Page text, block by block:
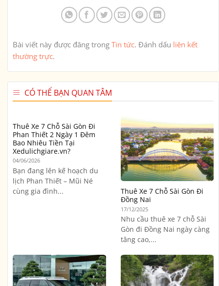
Bài viết này được đăng trong Tin tức. Đánh dấu liên kết
thường trực.
CÓ THỂ BẠN QUAN TÂM
Thuê Xe 7 Chỗ Sài Gòn Đi
Phan Thiết 2 Ngày 1 Đêm
Bao Nhiêu Tiền Tại
Xedulichgiare.vn?
04/06/2026
Bạn đang lên kế hoạch du
lịch Phan Thiết – Mũi Né
cùng gia đình...
Thuê Xe 7 Chỗ Sài Gòn Đi
Đồng Nai
17/12/2025
Nhu cầu thuê xe 7 chỗ Sài
Gòn đi Đồng Nai ngày càng
tăng cao,...